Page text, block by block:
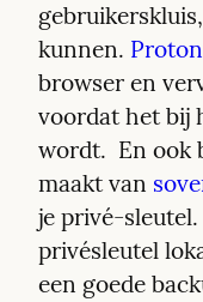
kunnen.
browser en
voordat het bij
wordt.  En ook
maakt van
je privé-
privésleutel
een goede